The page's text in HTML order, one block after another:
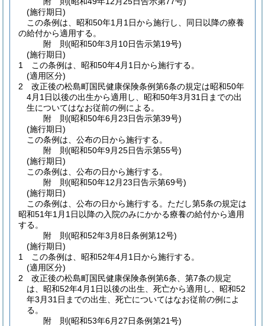
(施行期日)
この条例は、昭和50年1月1日から施行し、同日以降の療養
の給付から適用する。
附 則(昭和50年3月10日告示第19号)
(施行期日)
1
この条例は、昭和50年4月1日から施行する。
(適用区分)
2
改正後の松島町国民健康保険条例第6条の規定は昭和50年
4月1日以後の出生から適用し、昭和50年3月31日までの出
生についてはなお従前の例による。
附 則(昭和50年6月23日告示第39号)
(施行期日)
この条例は、公布の日から施行する。
附 則(昭和50年9月25日告示第55号)
(施行期日)
この条例は、公布の日から施行する。
附 則(昭和50年12月23日告示第69号)
(施行期日)
この条例は、公布の日から施行する。 ただし第5条の規定は
昭和51年1月1日以降の入院のみにかかる療養の給付から適用
する。
附 則(昭和52年3月8日条例第12号)
(施行期日)
1
この条例は、昭和52年4月1日から施行する。
(適用区分)
2
改正後の松島町国民健康保険条例第6条、第7条の規定
は、昭和52年4月1日以後の出生、死亡から適用し、昭和52
年3月31日までの出生、死亡についてはなお従前の例によ
る。
附 則(昭和53年6月27日条例第21号)